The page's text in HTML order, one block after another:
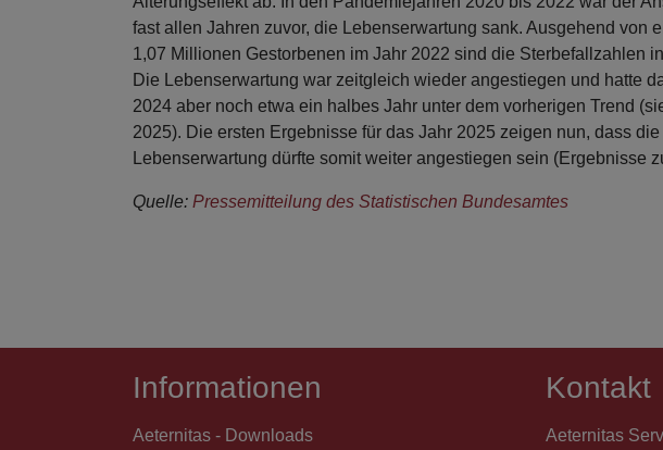
fast allen Jahren zuvor, die Lebenserwartung sank. Ausgehend von
1,07 Millionen Gestorbenen im Jahr 2022 sind die Sterbefallzahlen
Die Lebenserwartung war zeitgleich wieder angestiegen und hatte
2024 aber noch etwa ein halbes Jahr unter dem vorherigen Trend
2025). Die ersten Ergebnisse für das Jahr 2025 zeigen nun, dass
Lebenserwartung dürfte somit weiter angestiegen sein (Ergebnisse
Quelle: Pressemitteilung des Statistischen Bundesamtes
Informationen
Aeternitas - Downloads
Kontakt
Aeternitas